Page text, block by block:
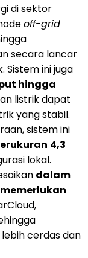
di sektor
off-grid
secara lancar
Sistem ini juga
hingga
listrik dapat
yang stabil.
sistem ini
4,3
lokal.
dalam
cerdas dan